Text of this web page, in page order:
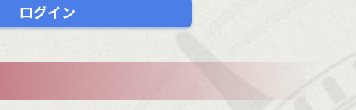
ログイン